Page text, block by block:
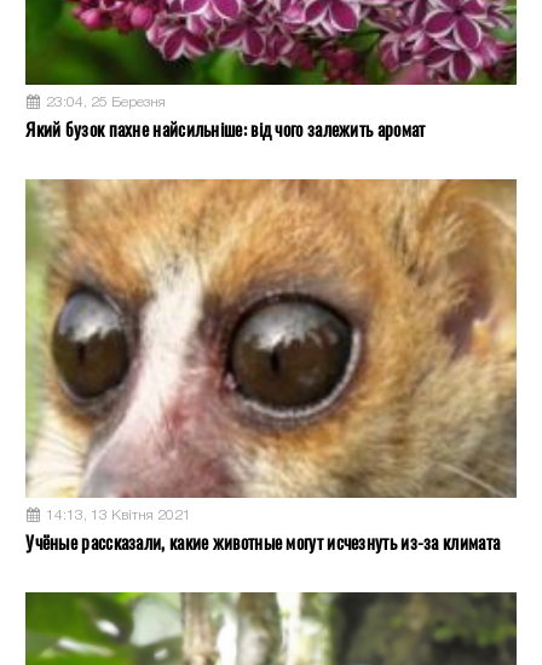
23:04, 25 Березня
Який бузок пахне найсильніше: від чого залежить аромат
14:13, 13 Квітня 2021
Учёные рассказали, какие животные могут исчезнуть из-за климата